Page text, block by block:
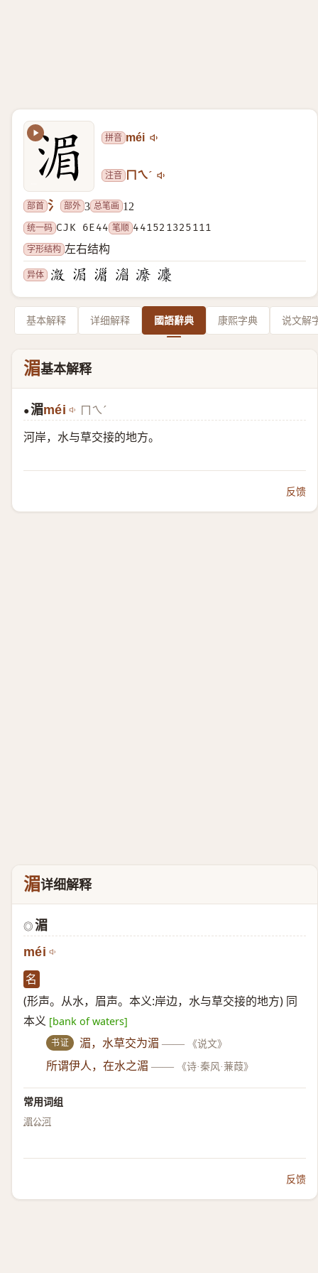
拼音 méi
注音 ㄇㄟˊ
部首 氵 部外 3 总笔画 12
统一码 CJK 6E44 笔顺 441521325111
字形结构 左右结构
异体
基本解释 详细解释 國語辭典 康熙字典 说文解
湄基本解释
●湄méi ㄇㄟˊ
河岸，水与草交接的地方。
反馈
湄详细解释
◎ 湄
méi
名
(形声。从水，眉声。本义:岸边，水与草交接的地方) 同
本义 [bank of waters]
书证 湄，水草交为湄 —— 《说文》
所谓伊人，在水之湄 —— 《诗·秦风·蒹葭》
常用词组
湄公河
反馈